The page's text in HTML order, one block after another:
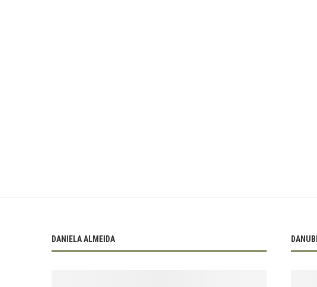
DANIELA ALMEIDA